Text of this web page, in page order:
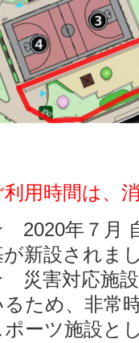
利用時間は、
年７月
が新設されまし
害対応施設
るため、非常
ポーツ施設と